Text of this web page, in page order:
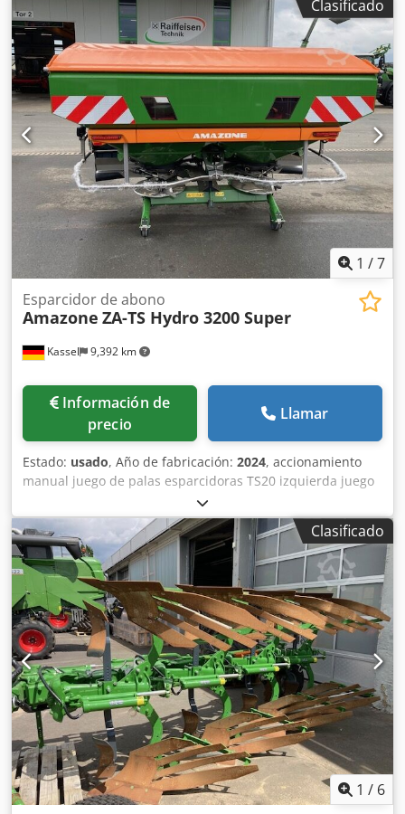
esparcido ZA-V, sobreestructura de tolva S / 2000 eje de
transmisión con acoplamiento de fricción, componentes de
instalación para dispositivos base ZA, recogedor de
suciedad S / iluminación LED Csdjt Dwh Ropfx Abporf
Clasificado
1 /7
Kassel 9,392 km
Esparcidor de abono
Amazone ZA-TS Hydro 3200 Super
Información de
precio
Llamar
Estado: usado, Año de fabricación: 2024, accionamiento
manual juego de palas esparcidoras TS20 izquierda juego
de palas esparcidoras TS20 / derecha accionamiento
hidráulico izquierdo con AutoTS y FlowControl ProfiSPro
accionamiento hidráulico derecho con AutoTS y
FlowControl ProfiSPro disco principal izquierdo con AutoTS
/ disco principal derecho Codpfetrdzwex Abpjrf
Clasificado
1 / 6